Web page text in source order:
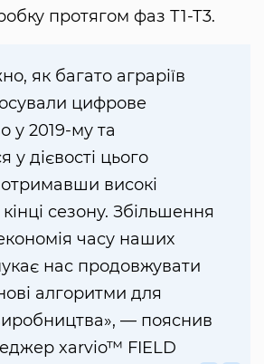
протягом фаз Т1-Т3.
як багато аграріїв
цифрове
у 2019-му та
у дієвості цього
отримавши високі
сезону. Збільшення
часу наших
нас продовжувати
алгоритми для
— пояснив
xarvio™ FIELD